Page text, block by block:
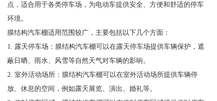
点，适合用于各类停车场，为电动车提供安全、方便和舒适的停车
环境。
膜结构汽车棚适用范围较广，主要包括以下几个方面：
1. 露天停车场：膜结构汽车棚可以在露天停车场提供车辆保护，遮
蔽日晒、雨水、风雪等自然天气对车辆的影响。
2. 室外活动场所：膜结构汽车棚可以在室外活动场所提供车辆停
放、休息的空间，例如露天展览、演出、婚礼等。